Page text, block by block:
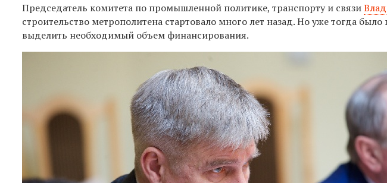
Председатель комитета по промышленной политике, транспорту и связи
строительство метрополитена стартовало много лет назад. Но уже тогда
выделить необходимый объем финансирования.